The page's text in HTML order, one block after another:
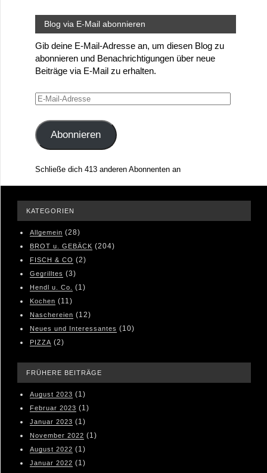
Blog via E-Mail abonnieren
Gib deine E-Mail-Adresse an, um diesen Blog zu
abonnieren und Benachrichtigungen über neue
Beiträge via E-Mail zu erhalten.
E-
Adresse
Abonnieren
Schließe dich 413 anderen Abonnenten an
KATEGORIEN
Allgemein (28)
BROT u. GEBÄCK (204)
FISCH & CO (2)
Gegrilltes (3)
Hendl u. Co. (1)
Kochen (11)
Naschereien (12)
Neues und Interessantes (10)
PIZZA (2)
FRÜHERE BEITRÄGE
August 2023 (1)
Februar 2023 (1)
Januar 2023 (1)
November 2022 (1)
August 2022 (1)
Januar 2022 (1)